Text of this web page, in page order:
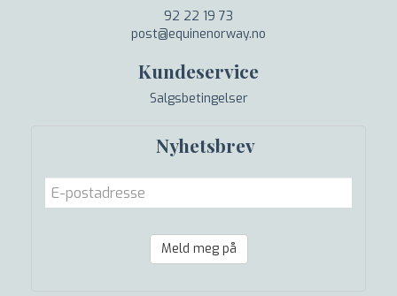
92 22 19 73
post@equinenorway.no
Kundeservice
Salgsbetingelser
Nyhetsbrev
Meld meg på